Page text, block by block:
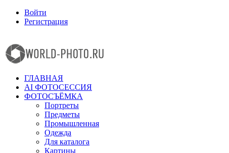
Войти
Регистрация
ГЛАВНАЯ
AI ФОТОСЕССИЯ
ФОТОСЪЁМКА
Портреты
Предметы
Промышленная
Одежда
Для каталога
Картины